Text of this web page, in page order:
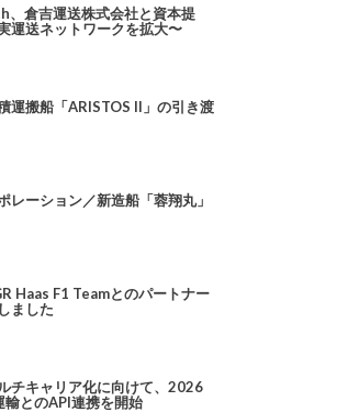
倉吉運送株式会社と資本提
運送ネットワークを拡大〜
運搬船「ARISTOS II」の引き渡
レーション／新造船「蓉翔丸」
Haas F1 Teamとのパートナー
ました
チキャリア化に向けて、2026
とのAPI連携を開始